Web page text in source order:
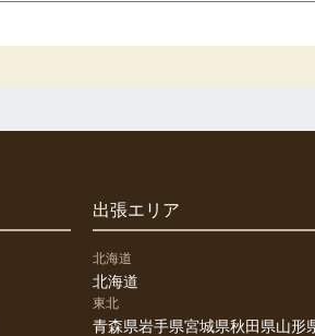
出張エリア
北海道
北海道
東北
青森県岩手県宮城県秋田県山形